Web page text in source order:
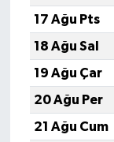
17 Ağu Pts
18 Ağu Sal
19 Ağu Çar
20 Ağu Per
21 Ağu Cum